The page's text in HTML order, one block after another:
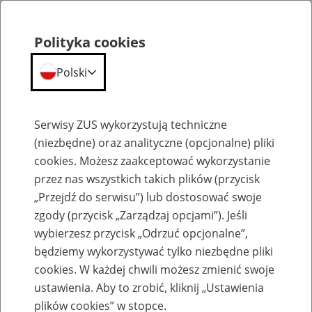
Emerytury
Baza zlikwidowanych lub
przekształconych zakładów pracy
Polityka cookies
Polski
Serwisy ZUS wykorzystują techniczne
(niezbędne) oraz analityczne (opcjonalne) pliki
cookies. Możesz zaakceptować wykorzystanie
przez nas wszystkich takich plików (przycisk
„Przejdź do serwisu”) lub dostosować swoje
zgody (przycisk „Zarządzaj opcjami”). Jeśli
wybierzesz przycisk „Odrzuć opcjonalne”,
będziemy wykorzystywać tylko niezbędne pliki
cookies. W każdej chwili możesz zmienić swoje
ustawienia. Aby to zrobić, kliknij „Ustawienia
plików cookies” w stopce.